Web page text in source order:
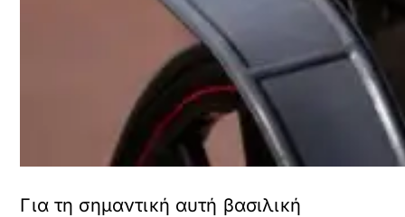
Για τη σημαντική αυτή βασιλική